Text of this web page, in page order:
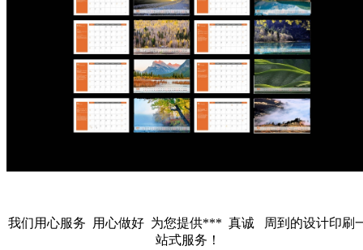
我们用心服务 用心做好 为您提供*** 真诚 周到的设计印刷
站式服务！